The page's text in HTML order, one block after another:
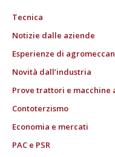
Tecnica
Notizie dalle aziende
Esperienze di
Novità dall’industria
Prove trattori e macchine
Contoterzismo
Economia e mercati
PAC e PSR